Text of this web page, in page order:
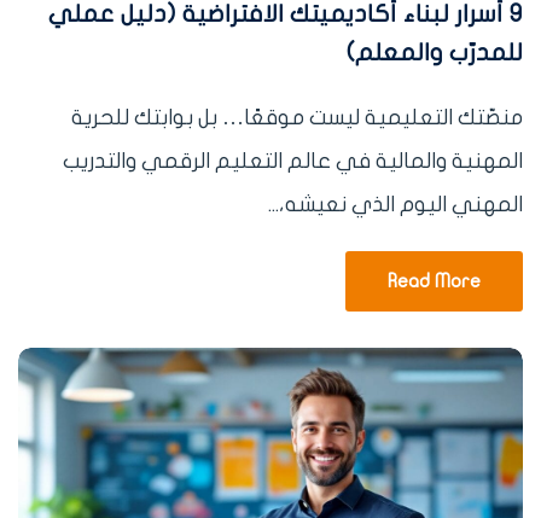
9 أسرار لبناء أكاديميتك الافتراضية (دليل عملي
للمدرّب والمعلم)
منصّتك التعليمية ليست موقعًا… بل بوابتك للحرية
المهنية والمالية في عالم التعليم الرقمي والتدريب
المهني اليوم الذي نعيشه،...
Read More